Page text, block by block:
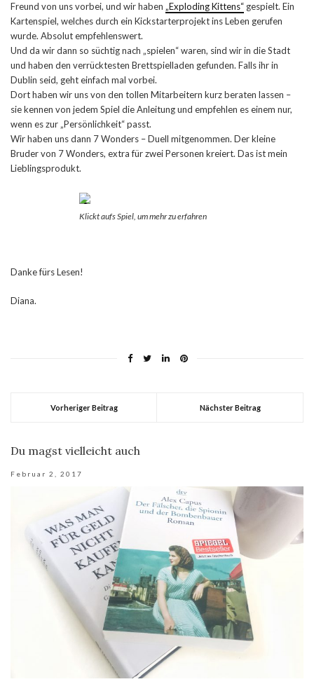
Freund von uns vorbei, und wir haben „Exploding Kittens“ gespielt. Ein
Kartenspiel, welches durch ein Kickstarterprojekt ins Leben gerufen
wurde. Absolut empfehlenswert.
Und da wir dann so süchtig nach „spielen“ waren, sind wir in die Stadt
und haben den verrücktesten Brettspielladen gefunden. Falls ihr in
Dublin seid, geht einfach mal vorbei.
Dort haben wir uns von den tollen Mitarbeitern kurz beraten lassen –
sie kennen von jedem Spiel die Anleitung und empfehlen es einem nur,
wenn es zur „Persönlichkeit“ passt.
Wir haben uns dann 7 Wonders – Duell mitgenommen. Der kleine
Bruder von 7 Wonders, extra für zwei Personen kreiert. Das ist mein
Lieblingsprodukt.
Klickt aufs Spiel, um mehr zu erfahren
Danke fürs Lesen!
Diana.
Vorheriger Beitrag Nächster Beitrag
Du magst vielleicht auch
Februar 2, 2017